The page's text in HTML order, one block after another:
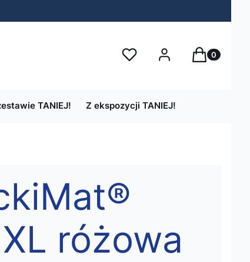
Ulubione Zaloguj sięProdukty w
Koszyk
TANIEJ! Z ekspozycji TANIEJ!
różowa